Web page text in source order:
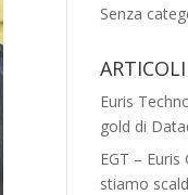
Senza
Euris
gold di
EGT – Euris
stiamo